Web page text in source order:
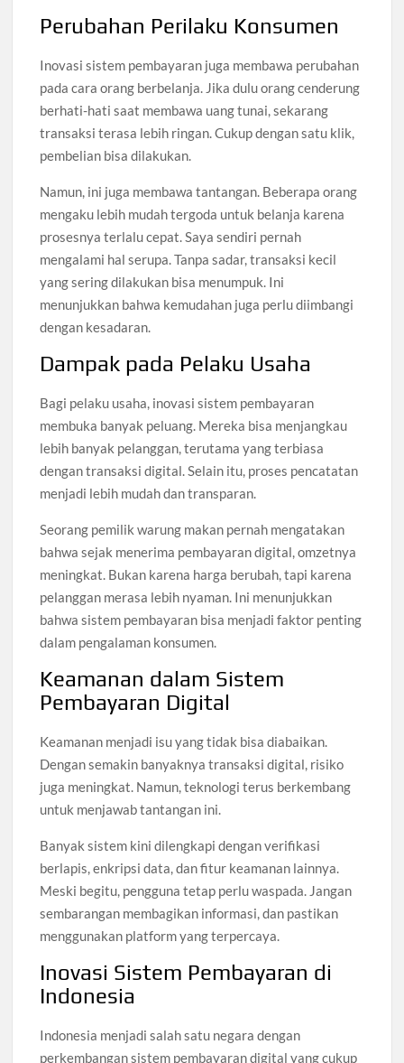
Perubahan Perilaku Konsumen
Inovasi sistem pembayaran juga membawa perubahan
pada cara orang berbelanja. Jika dulu orang cenderung
berhati-hati saat membawa uang tunai, sekarang
transaksi terasa lebih ringan. Cukup dengan satu klik,
pembelian bisa dilakukan.
Namun, ini juga membawa tantangan. Beberapa orang
mengaku lebih mudah tergoda untuk belanja karena
prosesnya terlalu cepat. Saya sendiri pernah
mengalami hal serupa. Tanpa sadar, transaksi kecil
yang sering dilakukan bisa menumpuk. Ini
menunjukkan bahwa kemudahan juga perlu diimbangi
dengan kesadaran.
Dampak pada Pelaku Usaha
Bagi pelaku usaha, inovasi sistem pembayaran
membuka banyak peluang. Mereka bisa menjangkau
lebih banyak pelanggan, terutama yang terbiasa
dengan transaksi digital. Selain itu, proses pencatatan
menjadi lebih mudah dan transparan.
Seorang pemilik warung makan pernah mengatakan
bahwa sejak menerima pembayaran digital, omzetnya
meningkat. Bukan karena harga berubah, tapi karena
pelanggan merasa lebih nyaman. Ini menunjukkan
bahwa sistem pembayaran bisa menjadi faktor penting
dalam pengalaman konsumen.
Keamanan dalam Sistem
Pembayaran Digital
Keamanan menjadi isu yang tidak bisa diabaikan.
Dengan semakin banyaknya transaksi digital, risiko
juga meningkat. Namun, teknologi terus berkembang
untuk menjawab tantangan ini.
Banyak sistem kini dilengkapi dengan verifikasi
berlapis, enkripsi data, dan fitur keamanan lainnya.
Meski begitu, pengguna tetap perlu waspada. Jangan
sembarangan membagikan informasi, dan pastikan
menggunakan platform yang terpercaya.
Inovasi Sistem Pembayaran di
Indonesia
Indonesia menjadi salah satu negara dengan
perkembangan sistem pembayaran digital yang cukup